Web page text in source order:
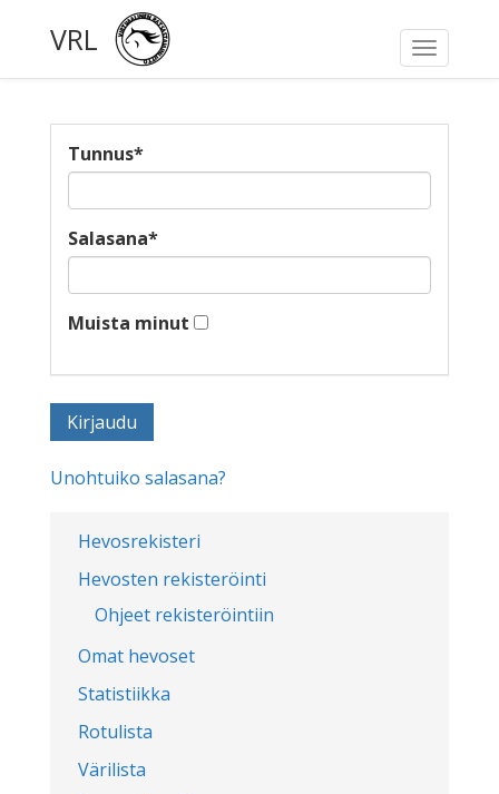
Toggle
VRL
Hevosrekisteri
Hevosten rekisteröinti
Ohjeet rekisteröintiin
Omat hevoset
Statistiikka
Rotulista
Värilista
Tunnus*
Salasana*
Muista minut
Unohtuiko salasana?